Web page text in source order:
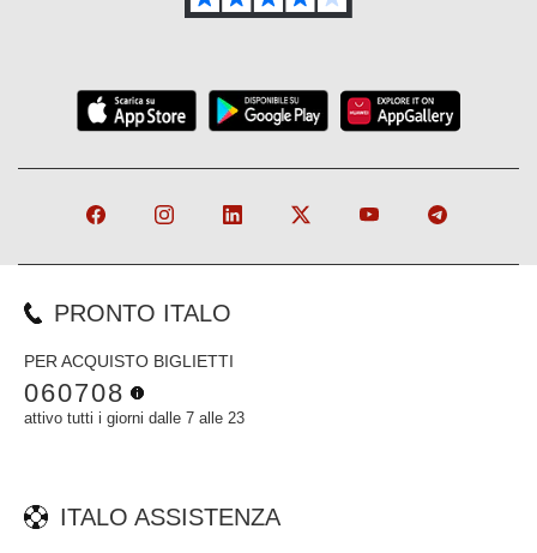
PRONTO ITALO
PER ACQUISTO BIGLIETTI
060708
attivo tutti i giorni dalle 7 alle 23
ITALO ASSISTENZA